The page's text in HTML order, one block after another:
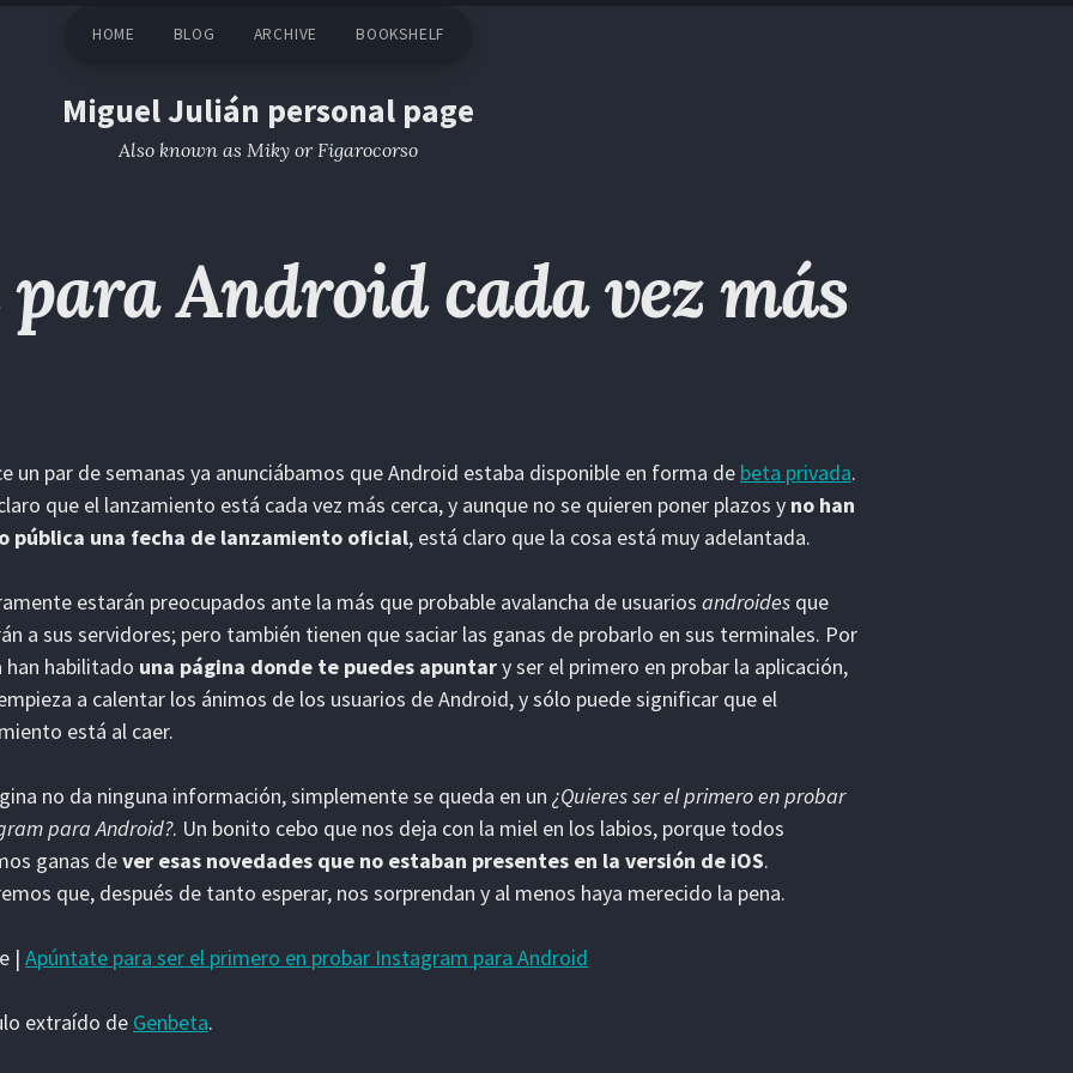
HOME BLOG ARCHIVE BOOKSHELF
Miguel Julián personal page
Also known as Miky or Figarocorso
Android cada vez más
un par de semanas ya anunciábamos que Android estaba disponible en forma de beta privada.
que el lanzamiento está cada vez más cerca, y aunque no se quieren poner plazos y no han
pública una fecha de lanzamiento oficial, está claro que la cosa está muy adelantada.
estarán preocupados ante la más que probable avalancha de usuarios androides que
a sus servidores; pero también tienen que saciar las ganas de probarlo en sus terminales. Por
han habilitado una página donde te puedes apuntary ser el primero en probar la aplicación,
a calentar los ánimos de los usuarios de Android, y sólo puede significar que el
está al caer.
no da ninguna información, simplemente se queda en un ¿Quieres ser el primero en probar
para Android?. Un bonito cebo que nos deja con la miel en los labios, porque todos
ganas dever esas novedades que no estaban presentes en la versión de iOS.
que, después de tanto esperar, nos sorprendan y al menos haya merecido la pena.
| Apúntate para ser el primero en probar Instagram para Android
extraído de Genbeta.